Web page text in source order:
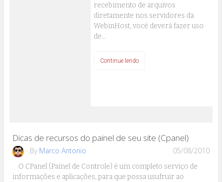
recebimento de arquivos
diretamente nos servidores da
WebinHost, você deverá fazer uso
de…
Continue lendo
Dicas de recursos do painel de seu site (Cpanel)
By Marco Antonio 05/08/2010
O CPanel (Painel de Controle) é um completo serviço de
informações e aplicações, para que possa usufruir ao